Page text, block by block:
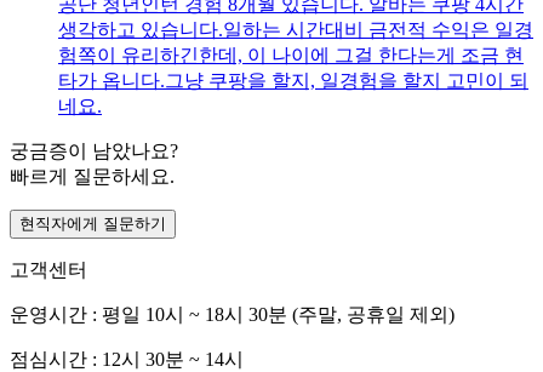
공단 청년인턴 경험 8개월 있습니다. 알바는 쿠팡 4시간
생각하고 있습니다. ​ 일하는 시간대비 금전적 수익은 일경
험쪽이 유리하긴한데, 이 나이에 그걸 한다는게 조금 현
타가 옵니다. ​ 그냥 쿠팡을 할지, 일경험을 할지 고민이 되
네요.
궁금증이 남았나요?
빠르게 질문하세요.
현직자에게 질문하기
고객센터
운영시간 : 평일 10시 ~ 18시 30분 (주말, 공휴일 제외)
점심시간 : 12시 30분 ~ 14시